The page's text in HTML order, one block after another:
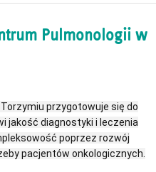
Pulmonologii w
przygotowuje się do
jakość diagnostyki i leczenia
poprzez rozwój
pacjentów onkologicznych.